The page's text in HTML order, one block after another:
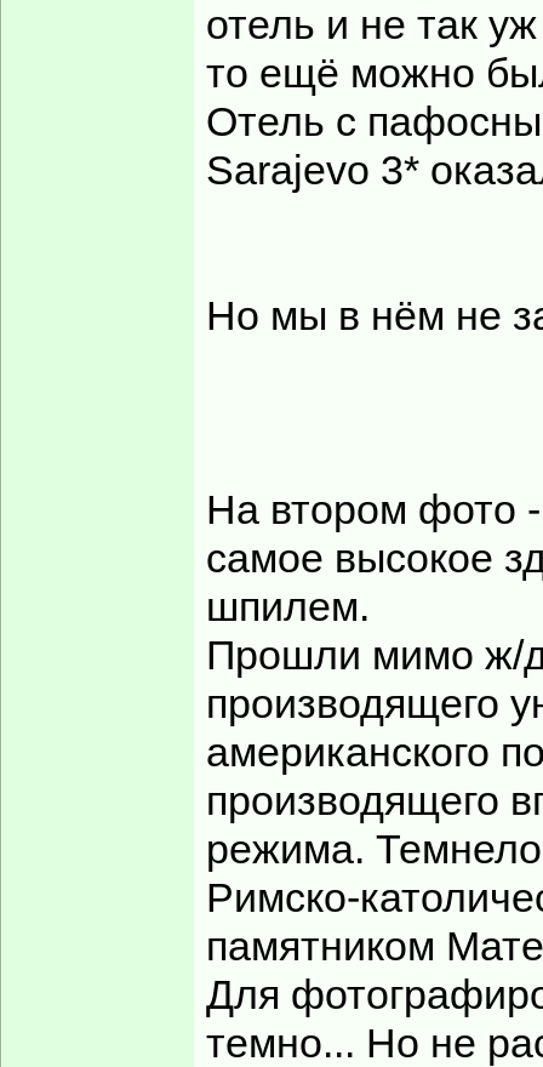
отель и не так
то ещё можно
Отель с
Sarajevo 3*
Но мы в нём не
На втором фото
самое высокое
шпилем.
Прошли мимо ж/д
производящего
американского
производящего
режима. Темнело
Римско-
памятником
Для
темно... Но не